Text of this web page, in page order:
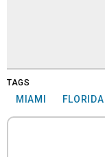
TAGS
MIAMI FLORIDA